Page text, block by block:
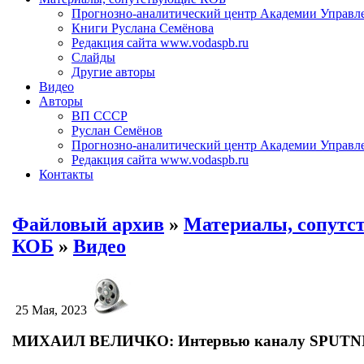
Прогнозно-аналитический центр Академии
Книги Руслана Семёнова
Редакция сайта www.vodaspb.ru
Слайды
Другие авторы
Видео
Авторы
ВП СССР
Руслан Семёнов
Прогнозно-аналитический центр Академии
Редакция сайта www.vodaspb.ru
Контакты
Файловый архив » Материалы,
КОБ » Видео
25 Мая, 2023
МИХАИЛ ВЕЛИЧКО: Интервью каналу